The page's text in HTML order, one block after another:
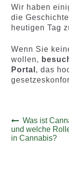
Wir haben
die
heutigen Tag
Wenn Sie
wollen,
Portal , das
Beitrags-
Vorheriger
Beitrag:
Was ist
und welche
in Cannabis?